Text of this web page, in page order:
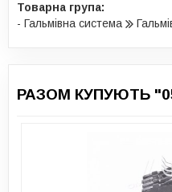
Товарна група:
- Гальмівна система
РАЗОМ КУПУЮТЬ